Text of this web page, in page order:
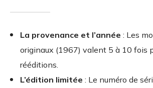
La provenance et l’année : Les
originaux (1967) valent 5 à 10 fois
rééditions.
L’édition limitée : Le numéro de